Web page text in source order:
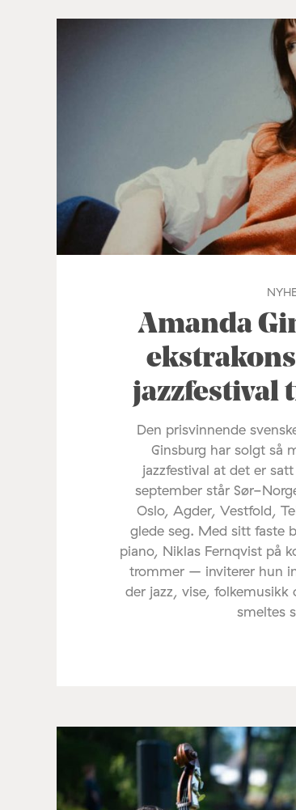
Amanda
jazzfestival
Den prisvinnende
Ginsburg har solgt så
jazzfestival at det er
september står Sør-
Oslo, Agder, Vestfold,
glede seg. Med sitt faste
piano, Niklas Fernqvist på
trommer – inviterer hun
der jazz, vise,
smeltes